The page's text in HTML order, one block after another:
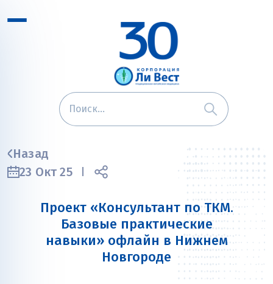
Назад
23 Окт 25
Проект «Консультант по ТКМ.
Базовые практические
навыки» офлайн в Нижнем
Новгороде